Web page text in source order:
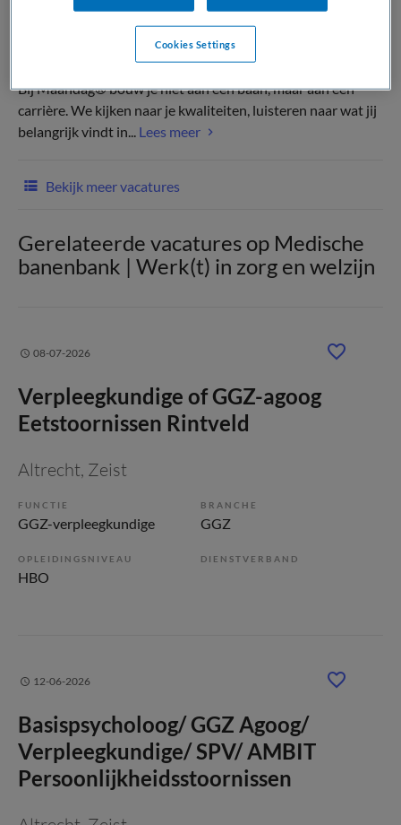
Bij Maandag® bouw je niet aan een baan, maar aan een
carrière. We kijken naar je kwaliteiten, luisteren naar wat jij
belangrijk vindt in... Lees meer
Bekijk meer vacatures
Gerelateerde vacatures op Medische
banenbank | Werk(t) in zorg en welzijn
08-07-2026
Verpleegkundige of GGZ-agoog
Eetstoornissen Rintveld
Altrecht, Zeist
FUNCTIE
GGZ-verpleegkundige
BRANCHE
GGZ
OPLEIDINGSNIVEAU
HBO
DIENSTVERBAND
12-06-2026
Basispsycholoog/ GGZ Agoog/
Verpleegkundige/ SPV/ AMBIT
Persoonlijkheidsstoornissen
Cookies Settings